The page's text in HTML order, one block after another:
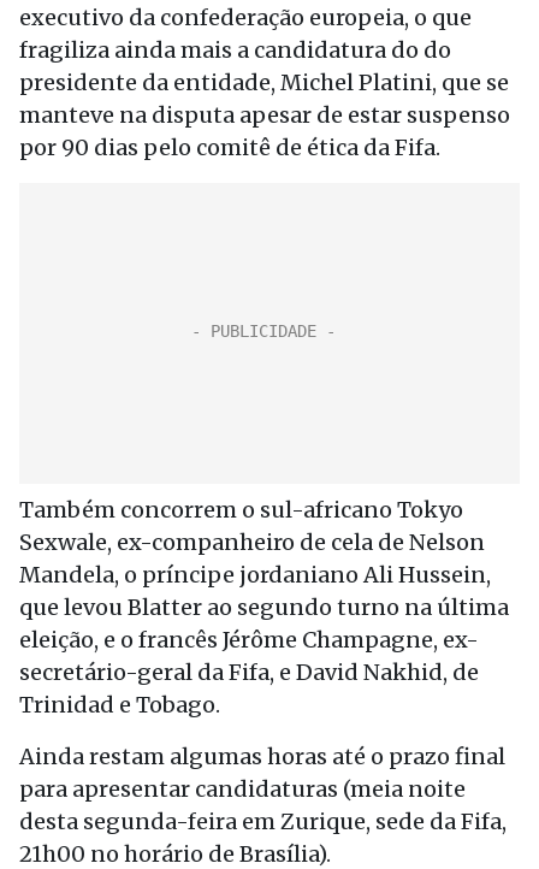
executivo da confederação europeia, o que
fragiliza ainda mais a candidatura do do
presidente da entidade, Michel Platini, que se
manteve na disputa apesar de estar suspenso
por 90 dias pelo comitê de ética da Fifa.
Também concorrem o sul-africano Tokyo
Sexwale, ex-companheiro de cela de Nelson
Mandela, o príncipe jordaniano Ali Hussein,
que levou Blatter ao segundo turno na última
eleição, e o francês Jérôme Champagne, ex-
secretário-geral da Fifa, e David Nakhid, de
Trinidad e Tobago.
Ainda restam algumas horas até o prazo final
para apresentar candidaturas (meia noite
desta segunda-feira em Zurique, sede da Fifa,
21h00 no horário de Brasília).